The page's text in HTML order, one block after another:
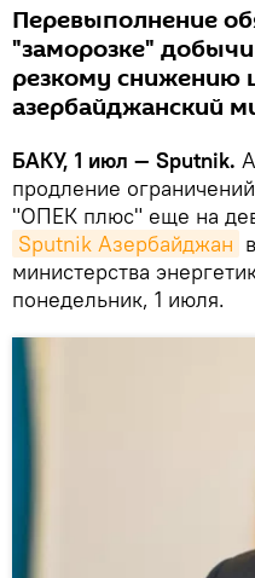
Перевыполнение
"заморозке"
резкому снижению
азербайджанский
БАКУ, 1 июл — Sputnik.
продление
"ОПЕК плюс" еще на
Sputnik Азербайджан
министерства
понедельник, 1 июля.